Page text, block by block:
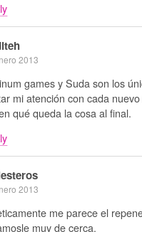
2013
games y Suda son los
mi atención con cada
qué queda la cosa al final.
2013
me parece el
muy de cerca.